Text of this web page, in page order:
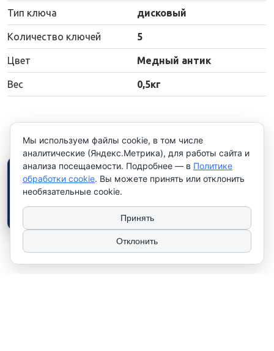
Тип ключа дисковый
Количество ключей 5
Цвет Медный антик
Вес 0,5кг
Мы используем файлы cookie, в том числе
аналитические (Яндекс.Метрика), для работы сайта и
анализа посещаемости. Подробнее — в Политике
обработки cookie. Вы можете принять или отклонить
необязательные cookie.
Принять
Отклонить
×
Работаем только с
юридическими лицами и
индивидуальными
предпринимателями. Цены